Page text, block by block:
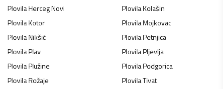
PlovilaHerceg Novi PlovilaKolašin
PlovilaKotor PlovilaMojkovac
PlovilaNikšić PlovilaPetnjica
PlovilaPlav PlovilaPljevlja
PlovilaPlužine PlovilaPodgorica
PlovilaRožaje PlovilaTivat